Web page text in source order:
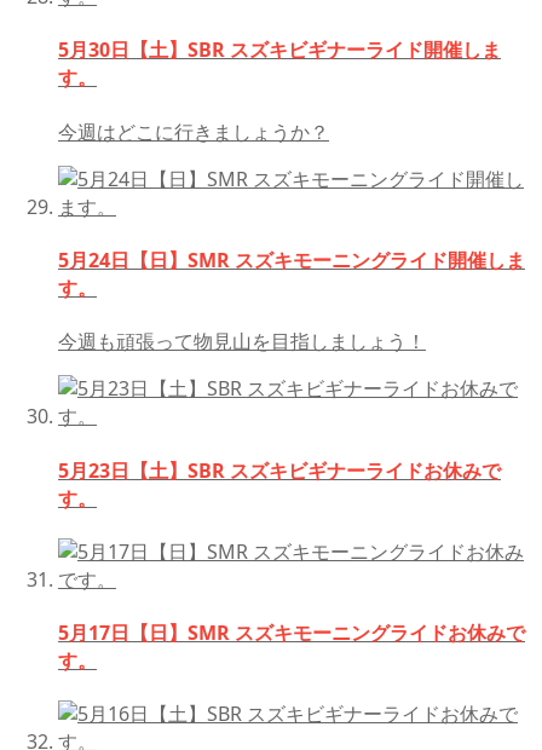
5月30日【土】SBR スズキビギナーライド開催しま
す。
今週はどこに行きましょうか？
5月24日【日】SMR スズキモーニングライド開催しま
す。
今週も頑張って物見山を目指しましょう！
5月23日【土】SBR スズキビギナーライドお休みで
す。
5月17日【日】SMR スズキモーニングライドお休みで
す。